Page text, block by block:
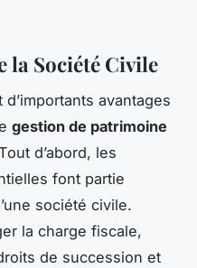
la Société Civile
d’importants avantages
gestion de patrimoine
d’abord, les
font partie
société civile.
la charge fiscale,
de succession et